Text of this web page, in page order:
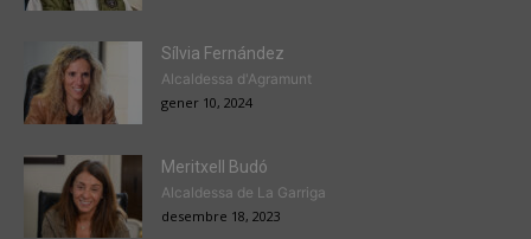
Sílvia Fernández
Alcaldessa d'Agramunt
gener 10, 2024
Meritxell Budó
Alcaldessa de La Garriga
desembre 18, 2023